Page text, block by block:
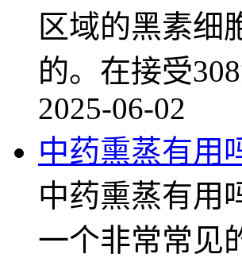
区域的黑素细
的。在接受
2025-06-02
中药熏蒸有用
中药熏蒸有用
一个非常常见